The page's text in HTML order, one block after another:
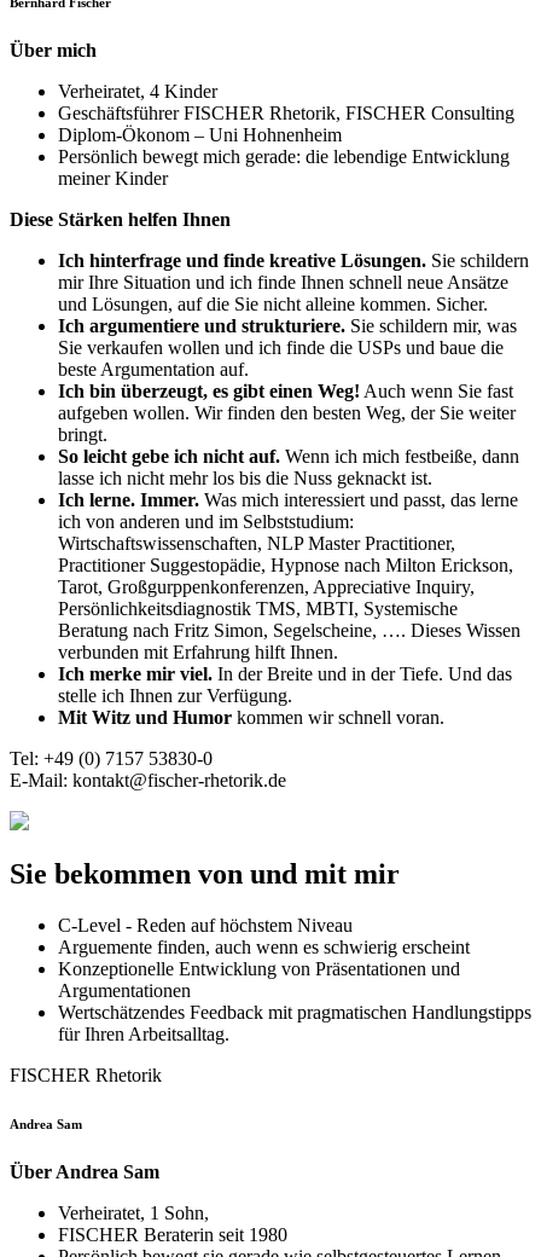
Über mich
Verheiratet, 4 Kinder
Geschäftsführer FISCHER Rhetorik, FISCHER Consulting
Diplom-Ökonom – Uni Hohnenheim
Persönlich bewegt mich gerade: die lebendige Entwicklung
meiner Kinder
Diese Stärken helfen Ihnen
Ich hinterfrage und finde kreative Lösungen. Sie schildern
mir Ihre Situation und ich finde Ihnen schnell neue Ansätze
und Lösungen, auf die Sie nicht alleine kommen. Sicher.
Ich argumentiere und strukturiere. Sie schildern mir, was
Sie verkaufen wollen und ich finde die USPs und baue die
beste Argumentation auf.
Ich bin überzeugt, es gibt einen Weg! Auch wenn Sie fast
aufgeben wollen. Wir finden den besten Weg, der Sie weiter
bringt.
So leicht gebe ich nicht auf. Wenn ich mich festbeiße, dann
lasse ich nicht mehr los bis die Nuss geknackt ist.
Ich lerne. Immer. Was mich interessiert und passt, das lerne
ich von anderen und im Selbststudium:
Wirtschaftswissenschaften, NLP Master Practitioner,
Practitioner Suggestopädie, Hypnose nach Milton Erickson,
Tarot, Großgurppenkonferenzen, Appreciative Inquiry,
Persönlichkeitsdiagnostik TMS, MBTI, Systemische
Beratung nach Fritz Simon, Segelscheine, …. Dieses Wissen
verbunden mit Erfahrung hilft Ihnen.
Ich merke mir viel. In der Breite und in der Tiefe. Und das
stelle ich Ihnen zur Verfügung.
Mit Witz und Humor kommen wir schnell voran.
Tel: +49 (0) 7157 53830-0
E-Mail: kontakt@fischer-rhetorik.de
Sie bekommen von und mit mir
C-Level - Reden auf höchstem Niveau
Arguemente finden, auch wenn es schwierig erscheint
Konzeptionelle Entwicklung von Präsentationen und
Argumentationen
Wertschätzendes Feedback mit pragmatischen Handlungstipps
für Ihren Arbeitsalltag.
FISCHER Rhetorik
Andrea Sam
Über Andrea Sam
Verheiratet, 1 Sohn,
FISCHER Beraterin seit 1980